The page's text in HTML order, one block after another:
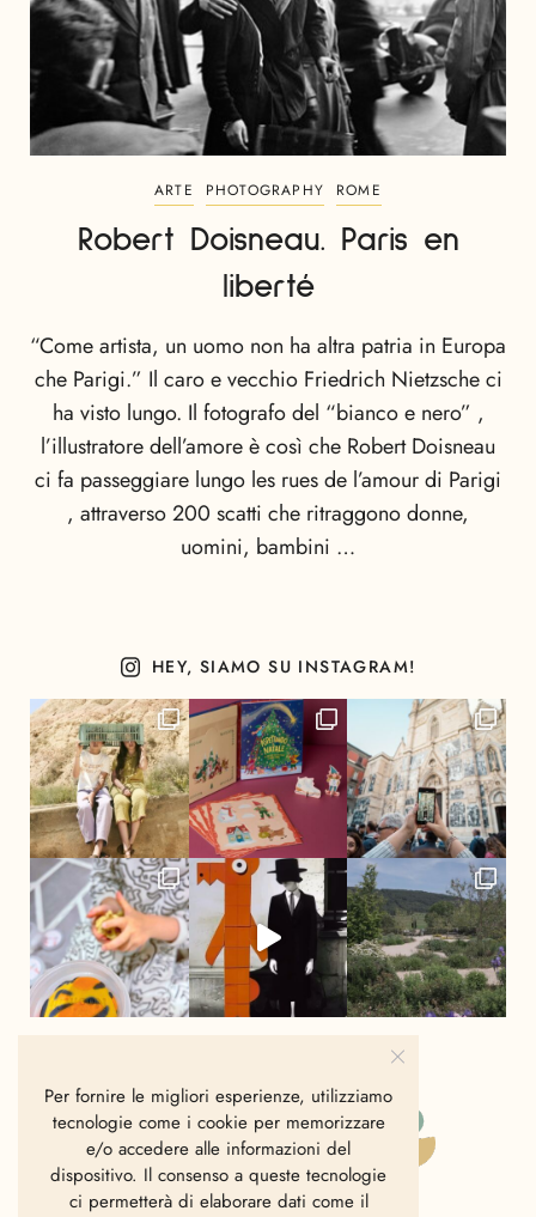
ARTE PHOTOGRAPHY ROME
Robert Doisneau. Paris en
liberté
“Come artista, un uomo non ha altra patria in Europa
che Parigi.” Il caro e vecchio Friedrich Nietzsche ci
ha visto lungo. Il fotografo del “bianco e nero” ,
l’illustratore dell’amore è così che Robert Doisneau
ci fa passeggiare lungo les rues de l’amour di Parigi
, attraverso 200 scatti che ritraggono donne,
uomini, bambini …
HEY, SIAMO SU INSTAGRAM!
Per fornire le migliori esperienze, utilizziamo
tecnologie come i cookie per memorizzare
e/o accedere alle informazioni del
dispositivo. Il consenso a queste tecnologie
ci permetterà di elaborare dati come il